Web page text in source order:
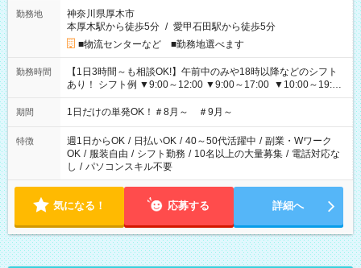
勤務地
神奈川県厚木市
本厚木駅から徒歩5分 / 愛甲石田駅から徒歩5分
■物流センターなど ■勤務地選べます
勤務時間
【1日3時間～も相談OK!】午前中のみや18時以降などのシフト
あり！ シフト例 ▼9:00～12:00 ▼9:00～17:00 ▼10:00～19:00
▼18:00～21:00
期間 1日だけの単発OK！＃8月～ ＃9月～
特徴 週1日からOK / 日払いOK / 40～50代活躍中 / 副業・Wワーク
OK / 服装自由 / シフト勤務 / 10名以上の大量募集 / 電話対応な
し / パソコンスキル不要
気になる！ 応募する 詳細へ